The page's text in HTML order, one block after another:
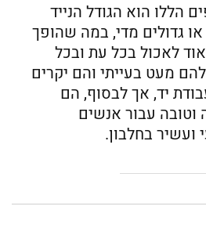
הללו הוא הגודל הנייד
גדולים מדי, במה שהופך
לאכול בכל עת ובכל
מעט בעייתי והם יקרים
יד, אך לבסוף, הם
וטובה עבור אנשים
בחלבון.